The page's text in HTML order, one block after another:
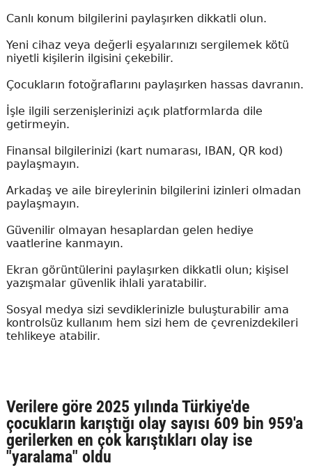
Canlı konum bilgilerini paylaşırken dikkatli olun.
Yeni cihaz veya değerli eşyalarınızı sergilemek kötü
niyetli kişilerin ilgisini çekebilir.
Çocukların fotoğraflarını paylaşırken hassas davranın.
İşle ilgili serzenişlerinizi açık platformlarda dile
getirmeyin.
Finansal bilgilerinizi (kart numarası, IBAN, QR kod)
paylaşmayın.
Arkadaş ve aile bireylerinin bilgilerini izinleri olmadan
paylaşmayın.
Güvenilir olmayan hesaplardan gelen hediye
vaatlerine kanmayın.
Ekran görüntülerini paylaşırken dikkatli olun; kişisel
yazışmalar güvenlik ihlali yaratabilir.
Sosyal medya sizi sevdiklerinizle buluşturabilir ama
kontrolsüz kullanım hem sizi hem de çevrenizdekileri
tehlikeye atabilir.
Verilere göre 2025 yılında Türkiye'de
çocukların karıştığı olay sayısı 609 bin 959'a
gerilerken en çok karıştıkları olay ise
"yaralama" oldu